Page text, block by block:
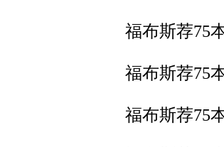
福布斯荐75
福布斯荐75
福布斯荐75